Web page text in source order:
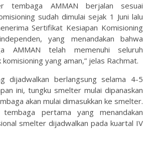
tembaga AMMAN berjalan sesuai
sudah dimulai sejak 1 Juni lalu
Sertifikat Kesiapan Komisioning
yang menandakan bahwa
AMMAN telah memenuhi seluruh
yang aman,” jelas Rachmat.
dijadwalkan berlangsung selama 4-5
ini, tungku smelter mulai dipanaskan
akan mulai dimasukkan ke smelter.
pertama yang menandakan
smelter dijadwalkan pada kuartal IV